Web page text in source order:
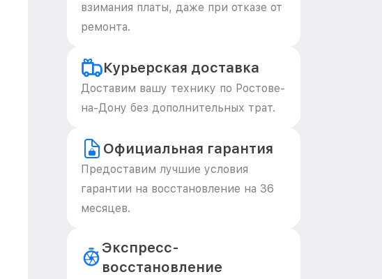
взимания платы, даже при отказе от
ремонта.
Курьерская доставка
Доставим вашу технику по Ростове-
на-Дону без дополнительных трат.
Официальная гарантия
Предоставим лучшие условия
гарантии на восстановление на 36
месяцев.
Экспресс-
восстановление